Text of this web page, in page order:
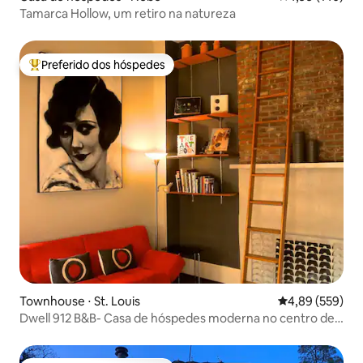
Tamarca Hollow, um retiro na natureza
Entre os melhores preferidos dos hóspedes
Preferido dos hóspedes
Townhouse ⋅ St. Louis 4,89 de uma
4,89 (559)
Dwell 912 B&B- Casa de hóspedes moderna no centro de